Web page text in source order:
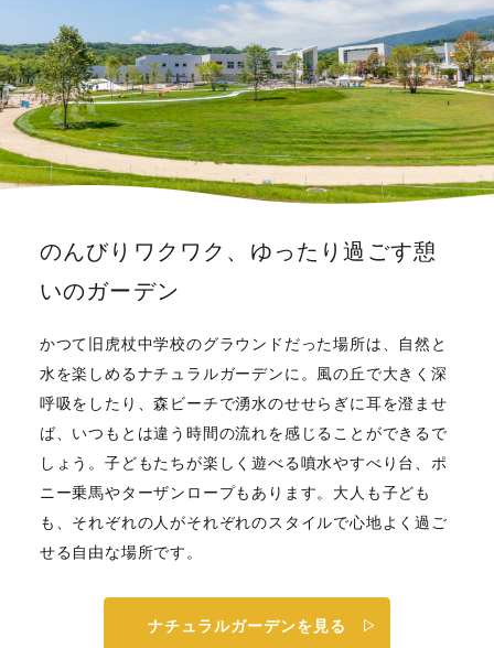
のんびりワクワク、ゆったり過ごす憩
いのガーデン
かつて旧虎杖中学校のグラウンドだった場所は、自然と
水を楽しめるナチュラルガーデンに。風の丘で大きく深
呼吸をしたり、森ビーチで湧水のせせらぎに耳を澄ませ
ば、いつもとは違う時間の流れを感じることができるで
しょう。子どもたちが楽しく遊べる噴水やすべり台、ポ
ニー乗馬やターザンロープもあります。大人も子ども
も、それぞれの人がそれぞれのスタイルで心地よく過ご
せる自由な場所です。
ナチュラルガーデンを見る